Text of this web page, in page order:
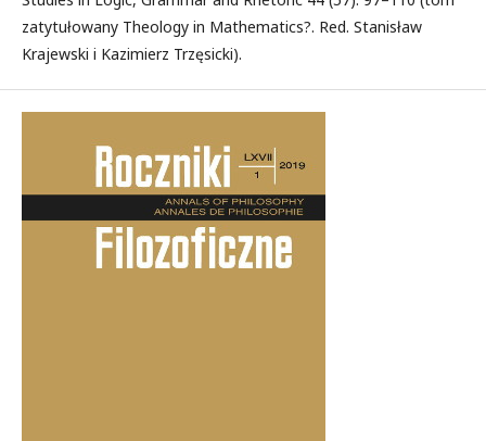
zatytułowany Theology in Mathematics?. Red. Stanisław
Krajewski i Kazimierz Trzęsicki).